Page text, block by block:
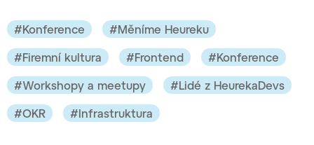
#Konference #Měníme Heureku
#Firemní kultura #Frontend #Konference
#Workshopy a meetupy #Lidé z HeurekaDevs
#OKR #Infrastruktura